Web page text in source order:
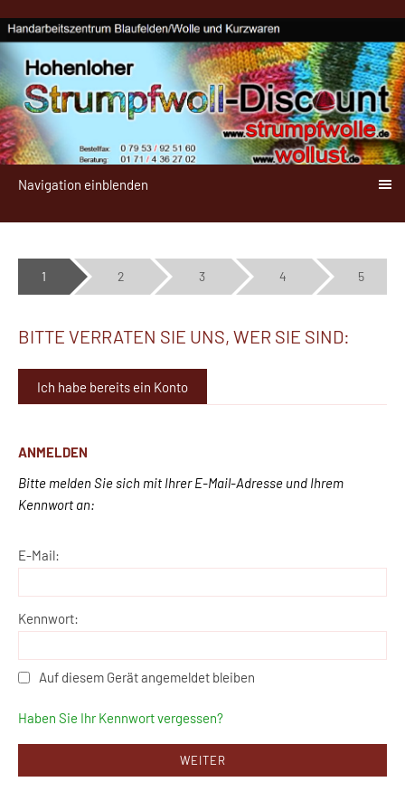
Navigation einblenden
1 2 3 4 5
BITTE VERRATEN SIE UNS, WER SIE SIND:
Ich habe bereits ein Konto
ANMELDEN
Bitte melden Sie sich mit Ihrer E-Mail-Adresse und Ihrem
Kennwort an:
E-Mail:
Kennwort:
Auf diesem Gerät angemeldet bleiben
Haben Sie Ihr Kennwort vergessen?
WEITER